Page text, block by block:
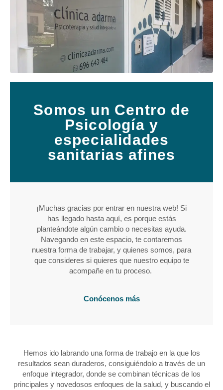
Somos un Centro de
Psicología y
especialidades
sanitarias afines
¡Muchas gracias por entrar en nuestra web! Si
has llegado hasta aquí, es porque estás
planteándote algún cambio o necesitas ayuda.
Navegando en este espacio, te contaremos
nuestra forma de trabajar, y quienes somos, para
que consideres si quieres que nuestro equipo te
acompañe en tu proceso.
Conócenos más
Hemos ido labrando una forma de trabajo en la que los
resultados sean duraderos, consiguiéndolo a través de un
enfoque integrador, donde se combinan técnicas de los
principales y novedosos enfoques de la salud, y buscando el